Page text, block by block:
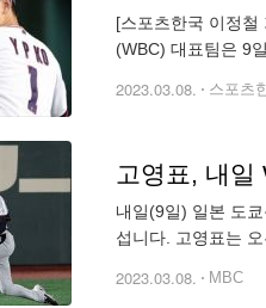
[스포츠한국 이정철
(WBC) 대표팀은 9
2023.03.08. 스포츠
고영표, 내일
내일(9일) 일본 도
섭니다. 고영표는
2023.03.08. MBC